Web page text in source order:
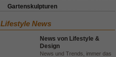
Gartenskulpturen
Lifestyle News
News von Lifestyle &
Design
News und Trends, immer das